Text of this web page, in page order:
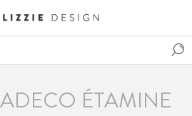
ÉTAMINE